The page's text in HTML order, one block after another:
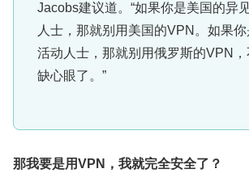
Jacobs建议道。“如果你是美国的异
人士，那就别用美国的VPN。如果
活动人士，那就别用俄罗斯的VPN
缺心眼了。”
那我要是用VPN ，我就完全安全了？